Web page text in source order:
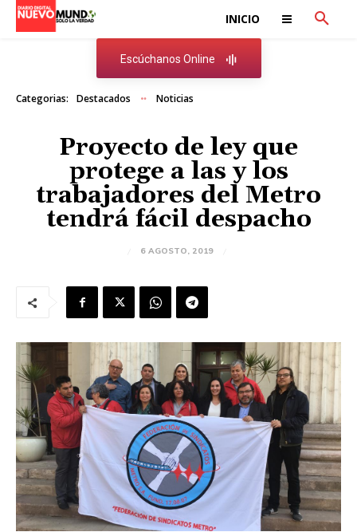
INICIO
Escúchanos Online
Categorias: Destacados Noticias
Proyecto de ley que
protege a las y los
trabajadores del Metro
tendrá fácil despacho
6 AGOSTO, 2019